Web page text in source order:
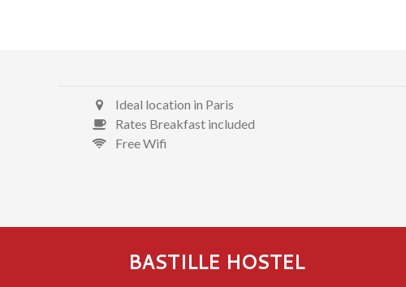
Ideal location in Paris
Rates Breakfast included
Free Wifi
BASTILLE HOSTEL